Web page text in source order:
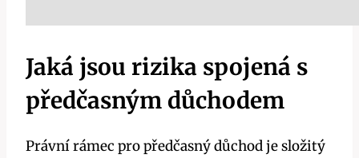
Jaká jsou rizika spojená s
předčasným důchodem
Právní rámec pro předčasný důchod je složitý